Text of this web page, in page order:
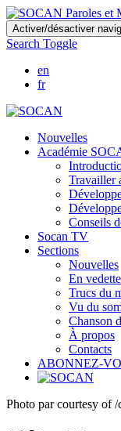
Skip
to
main
content
Activer/désactiver
Search Toggle
en
fr
Nouvelles
Académie
Travailler
Conseils
Socan TV
Sections
Nouvelles
En vedette
Trucs du
Vu du
Chanson
À propos
Contacts
ABONNEZ-
Photo par courtesy of